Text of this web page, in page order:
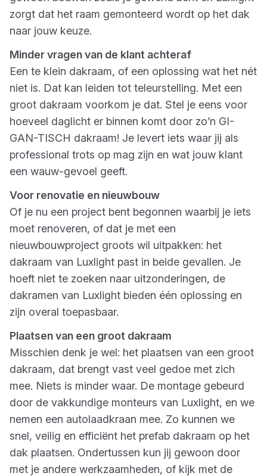
zorgt dat het raam gemonteerd wordt op het dak
naar jouw keuze.
Minder vragen van de klant achteraf
Een te klein dakraam, of een oplossing wat het nét
niet is. Dat kan leiden tot teleurstelling. Met een
groot dakraam voorkom je dat. Stel je eens voor
hoeveel daglicht er binnen komt door zo’n GI-
GAN-TISCH dakraam! Je levert iets waar jij als
professional trots op mag zijn en wat jouw klant
een wauw-gevoel geeft.
Voor renovatie en nieuwbouw
Of je nu een project bent begonnen waarbij je iets
moet renoveren, of dat je met een
nieuwbouwproject groots wil uitpakken: het
dakraam van Luxlight past in beide gevallen. Je
hoeft niet te zoeken naar uitzonderingen, de
dakramen van Luxlight bieden één oplossing en
zijn overal toepasbaar.
Plaatsen van een groot dakraam
Misschien denk je wel: het plaatsen van een groot
dakraam, dat brengt vast veel gedoe met zich
mee. Niets is minder waar. De montage gebeurd
door de vakkundige monteurs van Luxlight, en we
nemen een autolaadkraan mee. Zo kunnen we
snel, veilig en efficiënt het prefab dakraam op het
dak plaatsen. Ondertussen kun jij gewoon door
met je andere werkzaamheden, of kijk met de